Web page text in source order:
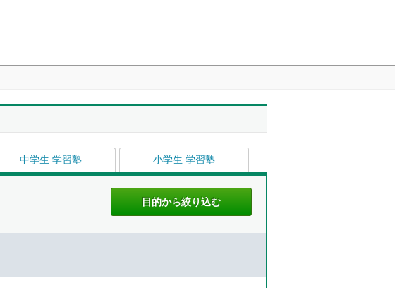
中学生 学習塾 小学生 学習塾